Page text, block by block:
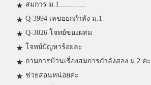
สมการ ม.1.............
Q-3994 เลขยยกกำลัง ม.1
Q-3026 โจทย์ของผสม
โจทย์ปัญหาร้อยละ
ถามการบ้านเรื่องสมการกำลังสอง ม.2 ค่ะ
ช่วยสอนหน่อยค่ะ